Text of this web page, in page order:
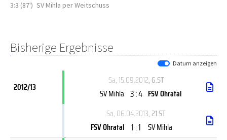
3:3 (87') SV Mihla per Weitschuss
Bisherige Ergebnisse
Datum anzeigen
2012/13
Sa, 15.09.2012, 6.ST
SV Mihla 3 : 4 FSV Ohratal
Sa, 06.04.2013, 21.ST
FSV Ohratal 1 : 1 SV Mihla